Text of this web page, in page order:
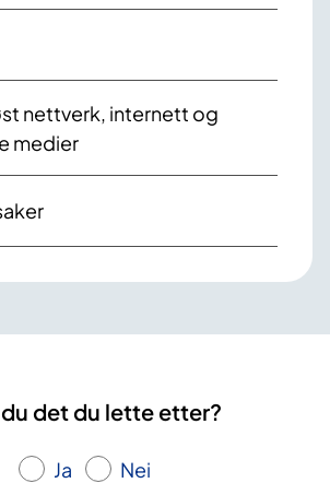
nettverk, internett og
medier
det du lette etter?
Ja Nei